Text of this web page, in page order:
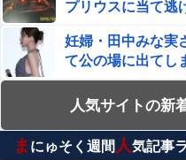
プリウスに当て逃
妊婦・田中みな実
て公の場に出てし
【動画】ロシア軍
撃墜するウクライ
【動画】これはお
人気サイトの新
ま にゅそく週間 人気記事